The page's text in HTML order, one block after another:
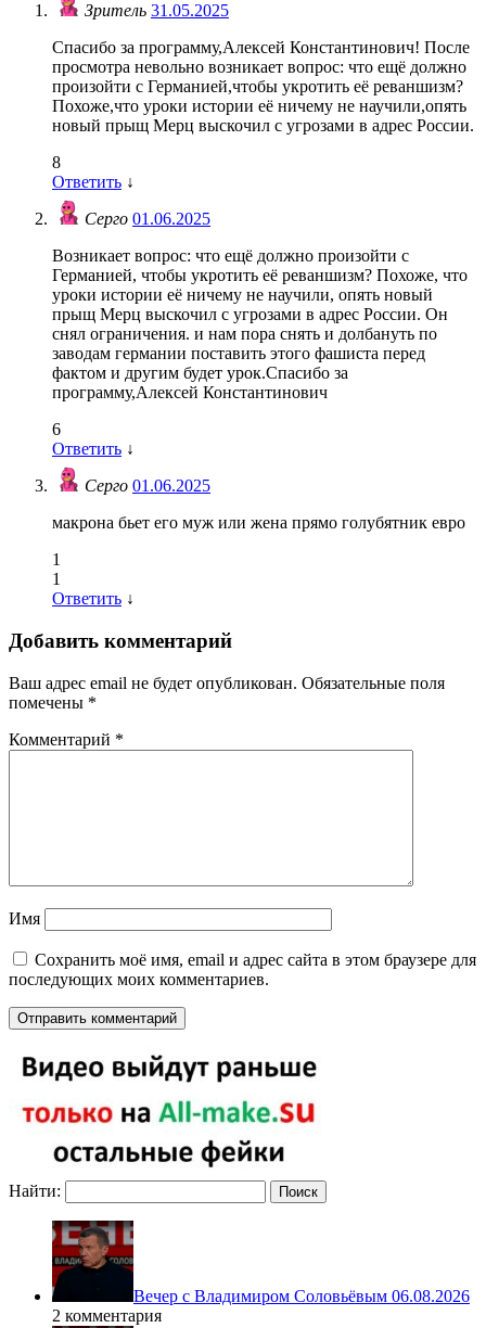
Зритель 31.05.2025
Спасибо за программу,Алексей Константинович! После
просмотра невольно возникает вопрос: что ещё должно
произойти с Германией,чтобы укротить её реваншизм?
Похоже,что уроки истории её ничему не научили,опять
новый прыщ Мерц выскочил с угрозами в адрес России.
8
Ответить ↓
Серго 01.06.2025
Возникает вопрос: что ещё должно произойти с
Германией, чтобы укротить её реваншизм? Похоже, что
уроки истории её ничему не научили, опять новый
прыщ Мерц выскочил с угрозами в адрес России. Он
снял ограничения. и нам пора снять и долбануть по
заводам германии поставить этого фашиста перед
фактом и другим будет урок.Спасибо за
программу,Алексей Константинович
6
Ответить ↓
Серго 01.06.2025
макрона бьет его муж или жена прямо голубятник евро
1
1
Ответить ↓
Добавить комментарий
Ваш адрес email не будет опубликован. Обязательные поля
помечены *
Комментарий *
Имя
Сохранить моё имя, email и адрес сайта в этом браузере для
последующих моих комментариев.
Найти:
Вечер с Владимиром Соловьёвым 06.08.2026
2 комментария